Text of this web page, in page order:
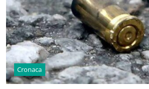
Cronaca